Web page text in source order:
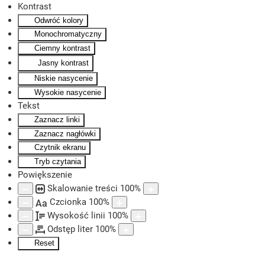
Kontrast
Odwróć kolory
Monochromatyczny
Ciemny kontrast
Jasny kontrast
Niskie nasycenie
Wysokie nasycenie
Tekst
Zaznacz linki
Zaznacz nagłówki
Czytnik ekranu
Tryb czytania
Powiększenie
Skalowanie treści 100%
Aa Czcionka 100%
Wysokość linii 100%
Odstęp liter 100%
Reset
Skip to main content